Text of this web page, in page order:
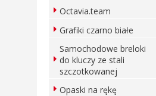
Octavia.team
Grafiki czarno białe
Samochodowe breloki
do kluczy ze stali
szczotkowanej
Opaski na rękę